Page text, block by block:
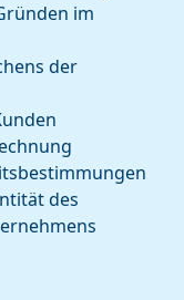
im
der
des